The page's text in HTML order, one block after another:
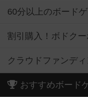
60分以上のボード
割引購入！ボドク
クラウドファンデ
おすすめボード